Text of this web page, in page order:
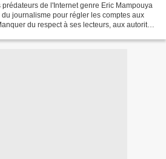
de l'Internet genre Eric Mampouya
journalisme pour régler les comptes aux
du respect à ses lecteurs, aux autorités